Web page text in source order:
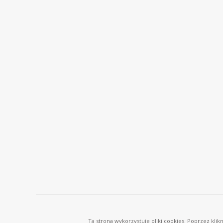
Ta strona wykorzystuje pliki cookies. Poprzez